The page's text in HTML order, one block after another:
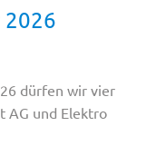
2026
dürfen wir vier
AG und Elektro